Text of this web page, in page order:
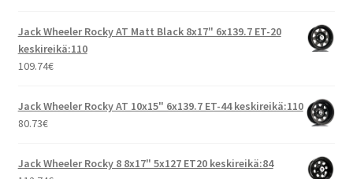
Jack Wheeler Rocky AT Matt Black 8x17" 6x139.7 ET-20
keskireikä:110
109.74€
Jack Wheeler Rocky AT 10x15" 6x139.7 ET-44 keskireikä:110
80.73€
Jack Wheeler Rocky 8 8x17" 5x127 ET20 keskireikä:84